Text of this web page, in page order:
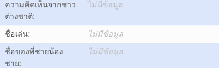
ความคิดเห็นจากชาว
ต่างชาติ:
ไม่มีข้อมูล
ชื่อเล่น: ไม่มีข้อมูล
ชื่อของพี่ชายน้อง
ชาย:
ไม่มีข้อมูล